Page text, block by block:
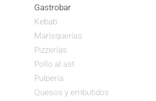
Gastrobar
Kebab
Marisquerías
Pizzerías
Pollo al ast
Pulpería
Quesos y embutidos